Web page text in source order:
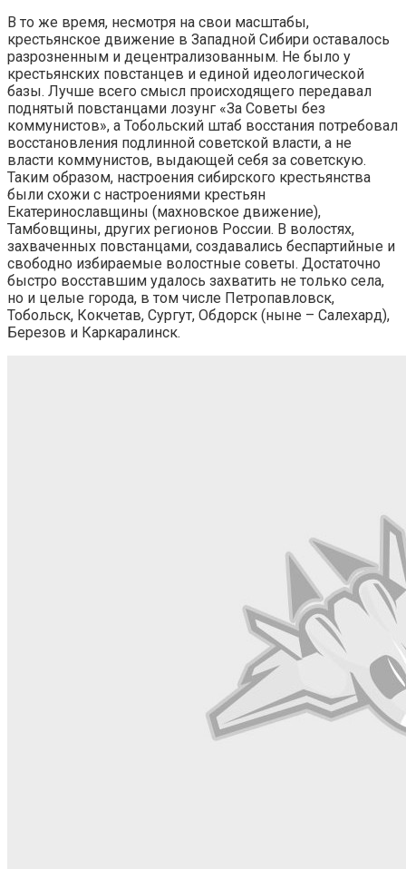
В то же время, несмотря на свои масштабы,
крестьянское движение в Западной Сибири оставалось
разрозненным и децентрализованным. Не было у
крестьянских повстанцев и единой идеологической
базы. Лучше всего смысл происходящего передавал
поднятый повстанцами лозунг «За Советы без
коммунистов», а Тобольский штаб восстания потребовал
восстановления подлинной советской власти, а не
власти коммунистов, выдающей себя за советскую.
Таким образом, настроения сибирского крестьянства
были схожи с настроениями крестьян
Екатеринославщины (махновское движение),
Тамбовщины, других регионов России. В волостях,
захваченных повстанцами, создавались беспартийные и
свободно избираемые волостные советы. Достаточно
быстро восставшим удалось захватить не только села,
но и целые города, в том числе Петропавловск,
Тобольск, Кокчетав, Сургут, Обдорск (ныне – Салехард),
Березов и Каркаралинск.